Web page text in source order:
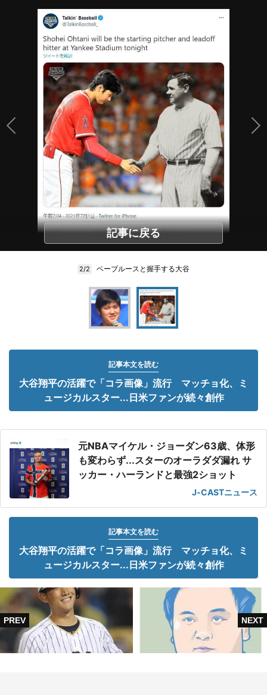
記事に戻る
2/2 ベーブルースと握手する大谷
記事本文を読む
大谷翔平の活躍で「コラ画像」流行 マッチョ化、ミ
ュージカルスター...日米ファンが続々創作
元NBAマイケル・ジョーダン63歳、体形
も変わらず...スターのオーラダダ漏れ サ
ッカー・ハーランドと最強2ショット
J-CASTニュース
記事本文を読む
大谷翔平の活躍で「コラ画像」流行 マッチョ化、ミ
ュージカルスター...日米ファンが続々創作